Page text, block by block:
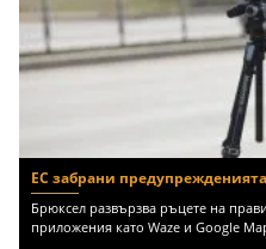
ЕС забрани
Брюксел развързва ръцете на
приложения като Waze и Google